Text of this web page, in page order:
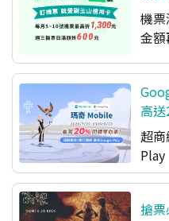
機
金額
高
超
Play​
搶